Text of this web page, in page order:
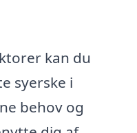
kan du
syerske i
behov og